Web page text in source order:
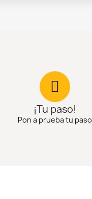
¡Tu paso!
Pon a prueba tu paso